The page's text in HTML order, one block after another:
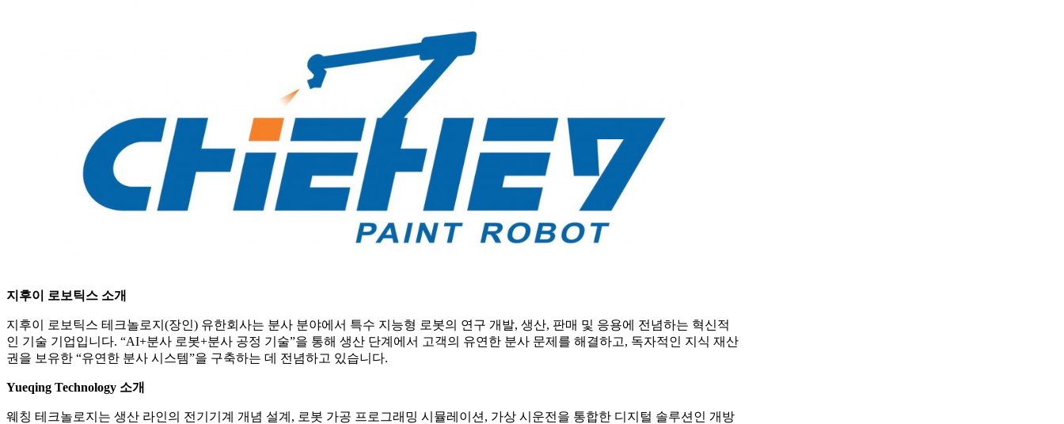
지후이 로보틱스 소개
지후이 로보틱스 테크놀로지(장인) 유한회사는 분사 분야에서 특수 지능형 로봇의 연구 개발, 생산, 판매 및 응용에 전념하는 혁신적
인 기술 기업입니다. “AI+분사 로봇+분사 공정 기술”을 통해 생산 단계에서 고객의 유연한 분사 문제를 해결하고, 독자적인 지식 재산
권을 보유한 “유연한 분사 시스템”을 구축하는 데 전념하고 있습니다.
Yueqing Technology 소개
웨칭 테크놀로지는 생산 라인의 전기기계 개념 설계, 로봇 가공 프로그래밍 시뮬레이션, 가상 시운전을 통합한 디지털 솔루션인 개방